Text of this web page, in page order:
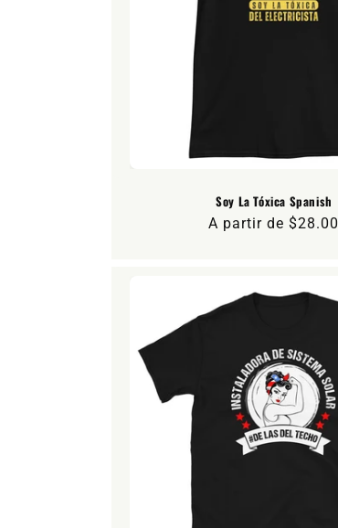
Soy La Tóxica Spanish
Precio
A partir de $28.00